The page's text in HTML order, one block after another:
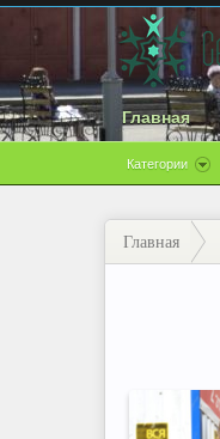
Главная
Категории
Главная